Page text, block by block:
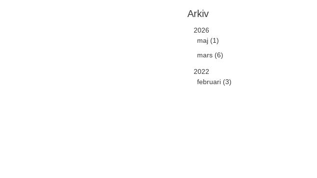
Arkiv
2026
maj (1)
mars (6)
2022
februari (3)